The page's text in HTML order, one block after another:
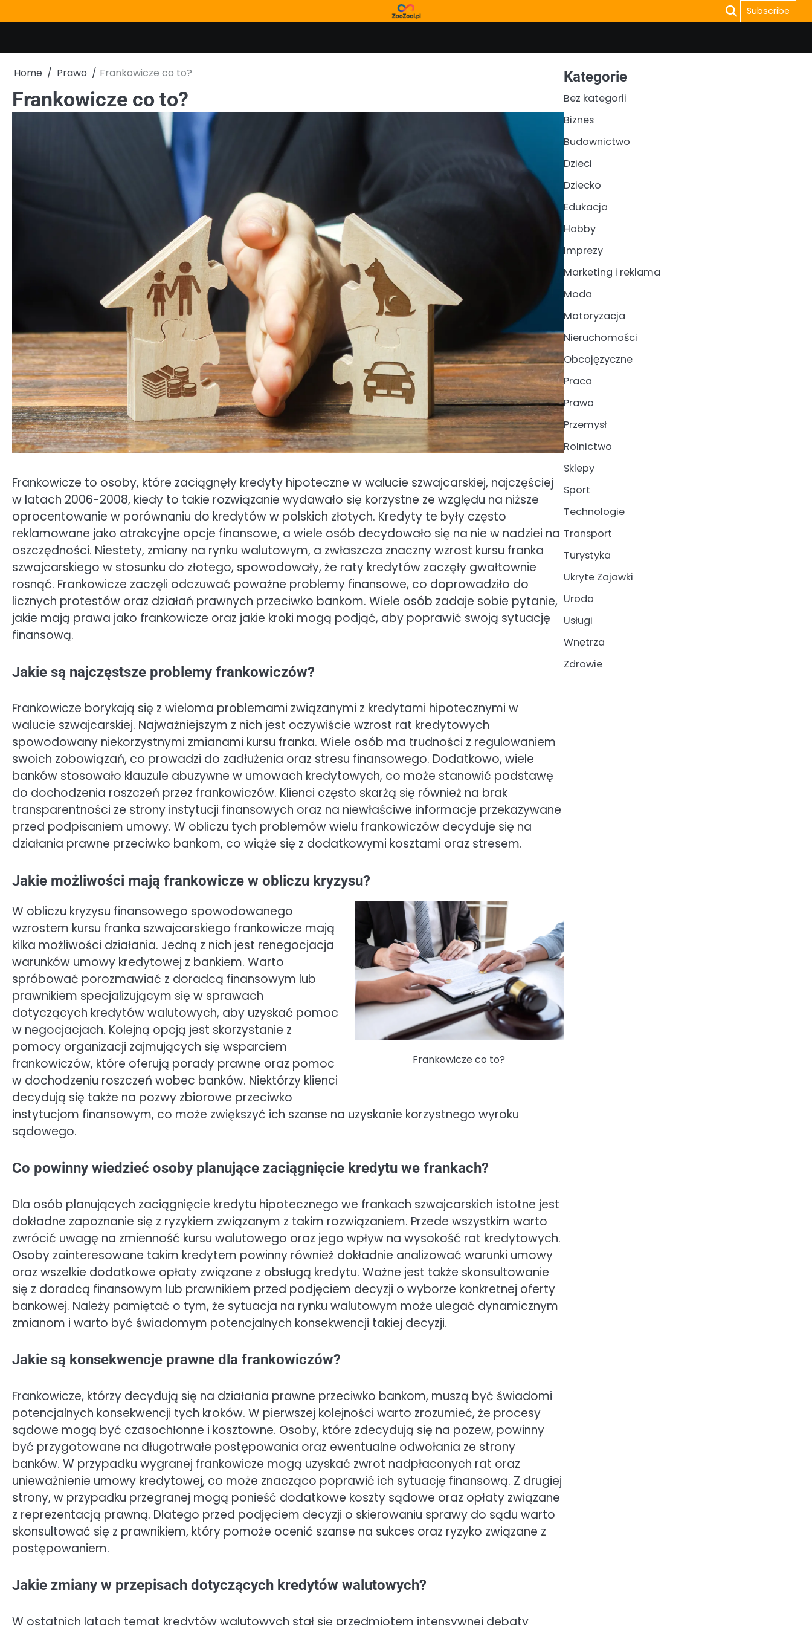
to
Subscribe
Home Prawo Frankowicze co to?
Frankowicze co to?
Frankowicze to osoby, które zaciągnęły kredyty hipoteczne w walucie szwajcarskiej, najczęściej
w latach 2006-2008, kiedy to takie rozwiązanie wydawało się korzystne ze względu na niższe
oprocentowanie w porównaniu do kredytów w polskich złotych. Kredyty te były często
reklamowane jako atrakcyjne opcje finansowe, a wiele osób decydowało się na nie w nadziei na
oszczędności. Niestety, zmiany na rynku walutowym, a zwłaszcza znaczny wzrost kursu franka
szwajcarskiego w stosunku do złotego, spowodowały, że raty kredytów zaczęły gwałtownie
rosnąć. Frankowicze zaczęli odczuwać poważne problemy finansowe, co doprowadziło do
licznych protestów oraz działań prawnych przeciwko bankom. Wiele osób zadaje sobie pytanie,
jakie mają prawa jako frankowicze oraz jakie kroki mogą podjąć, aby poprawić swoją sytuację
finansową.
Jakie są najczęstsze problemy frankowiczów?
Frankowicze borykają się z wieloma problemami związanymi z kredytami hipotecznymi w
walucie szwajcarskiej. Najważniejszym z nich jest oczywiście wzrost rat kredytowych
spowodowany niekorzystnymi zmianami kursu franka. Wiele osób ma trudności z regulowaniem
swoich zobowiązań, co prowadzi do zadłużenia oraz stresu finansowego. Dodatkowo, wiele
banków stosowało klauzule abuzywne w umowach kredytowych, co może stanowić podstawę
do dochodzenia roszczeń przez frankowiczów. Klienci często skarżą się również na brak
transparentności ze strony instytucji finansowych oraz na niewłaściwe informacje przekazywane
przed podpisaniem umowy. W obliczu tych problemów wielu frankowiczów decyduje się na
działania prawne przeciwko bankom, co wiąże się z dodatkowymi kosztami oraz stresem.
Jakie możliwości mają frankowicze w obliczu kryzysu?
Frankowicze co to?
W obliczu kryzysu finansowego spowodowanego
wzrostem kursu franka szwajcarskiego frankowicze mają
kilka możliwości działania. Jedną z nich jest renegocjacja
warunków umowy kredytowej z bankiem. Warto
spróbować porozmawiać z doradcą finansowym lub
prawnikiem specjalizującym się w sprawach
dotyczących kredytów walutowych, aby uzyskać pomoc
w negocjacjach. Kolejną opcją jest skorzystanie z
pomocy organizacji zajmujących się wsparciem
frankowiczów, które oferują porady prawne oraz pomoc
w dochodzeniu roszczeń wobec banków. Niektórzy klienci
decydują się także na pozwy zbiorowe przeciwko
instytucjom finansowym, co może zwiększyć ich szanse na uzyskanie korzystnego wyroku
sądowego.
Co powinny wiedzieć osoby planujące zaciągnięcie kredytu we frankach?
Dla osób planujących zaciągnięcie kredytu hipotecznego we frankach szwajcarskich istotne jest
dokładne zapoznanie się z ryzykiem związanym z takim rozwiązaniem. Przede wszystkim warto
zwrócić uwagę na zmienność kursu walutowego oraz jego wpływ na wysokość rat kredytowych.
Osoby zainteresowane takim kredytem powinny również dokładnie analizować warunki umowy
oraz wszelkie dodatkowe opłaty związane z obsługą kredytu. Ważne jest także skonsultowanie
się z doradcą finansowym lub prawnikiem przed podjęciem decyzji o wyborze konkretnej oferty
bankowej. Należy pamiętać o tym, że sytuacja na rynku walutowym może ulegać dynamicznym
zmianom i warto być świadomym potencjalnych konsekwencji takiej decyzji.
Jakie są konsekwencje prawne dla frankowiczów?
Frankowicze, którzy decydują się na działania prawne przeciwko bankom, muszą być świadomi
potencjalnych konsekwencji tych kroków. W pierwszej kolejności warto zrozumieć, że procesy
sądowe mogą być czasochłonne i kosztowne. Osoby, które zdecydują się na pozew, powinny
być przygotowane na długotrwałe postępowania oraz ewentualne odwołania ze strony
banków. W przypadku wygranej frankowicze mogą uzyskać zwrot nadpłaconych rat oraz
unieważnienie umowy kredytowej, co może znacząco poprawić ich sytuację finansową. Z drugiej
strony, w przypadku przegranej mogą ponieść dodatkowe koszty sądowe oraz opłaty związane
z reprezentacją prawną. Dlatego przed podjęciem decyzji o skierowaniu sprawy do sądu warto
skonsultować się z prawnikiem, który pomoże ocenić szanse na sukces oraz ryzyko związane z
postępowaniem.
Jakie zmiany w przepisach dotyczących kredytów walutowych?
W ostatnich latach temat kredytów walutowych stał się przedmiotem intensywnej debaty
Kategorie
Bez kategorii
Biznes
Budownictwo
Dzieci
Dziecko
Edukacja
Hobby
Imprezy
Marketing i reklama
Moda
Motoryzacja
Nieruchomości
Obcojęzyczne
Praca
Prawo
Przemysł
Rolnictwo
Sklepy
Sport
Technologie
Transport
Turystyka
Ukryte Zajawki
Uroda
Usługi
Wnętrza
Zdrowie